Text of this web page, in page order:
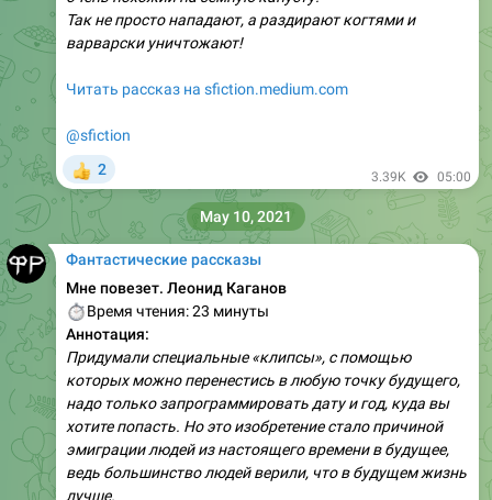
Так не просто нападают, а раздирают когтями и
варварски уничтожают!
Читать рассказ на sfiction.medium.com
@sfiction
2 3.39K 05:00
Фантастические рассказы
Мне повезет. Леонид Каганов
Время чтения: 23 минуты
Аннотация:
Придумали специальные «клипсы», с помощью
которых можно перенестись в любую точку будущего,
надо только запрограммировать дату и год, куда вы
хотите попасть. Но это изобретение стало причиной
эмиграции людей из настоящего времени в будущее,
ведь большинство людей верили, что в будущем жизнь
лучше.
May 10, 2021